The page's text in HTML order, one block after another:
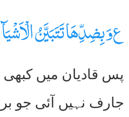
ع وَ بِضِدِّھَا تَتَبَیَّنُ
پس قادیان میں
جارف نہیں آئی جو